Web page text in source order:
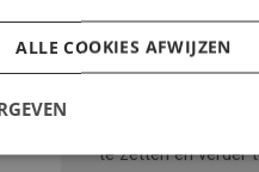
Lasser
te zetten én verder
ALLE COOKIES AFWIJZEN